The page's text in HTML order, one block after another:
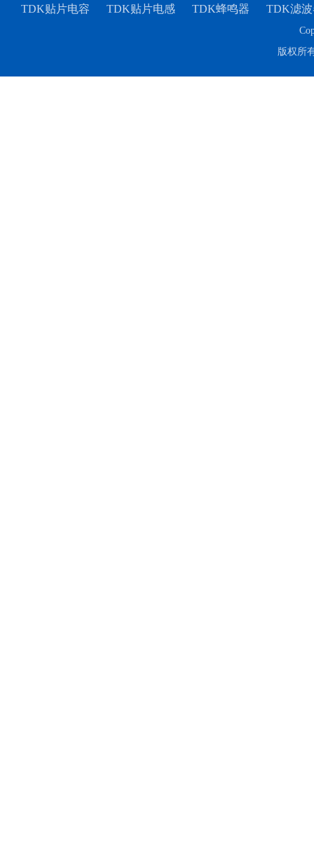
TDK贴片电容 TDK贴片电感 TDK蜂鸣器 TDK滤
版权所